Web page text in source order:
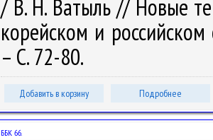
/ В. Н. Ватыль // Новые
корейском и
– С. 72-80.
Добавить в корзину Подробнее
ББК 66.